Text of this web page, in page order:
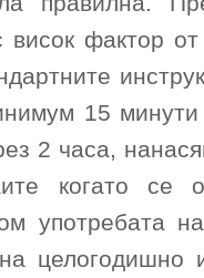
висок фактор
15 минути
2 часа,
когато се
употребата